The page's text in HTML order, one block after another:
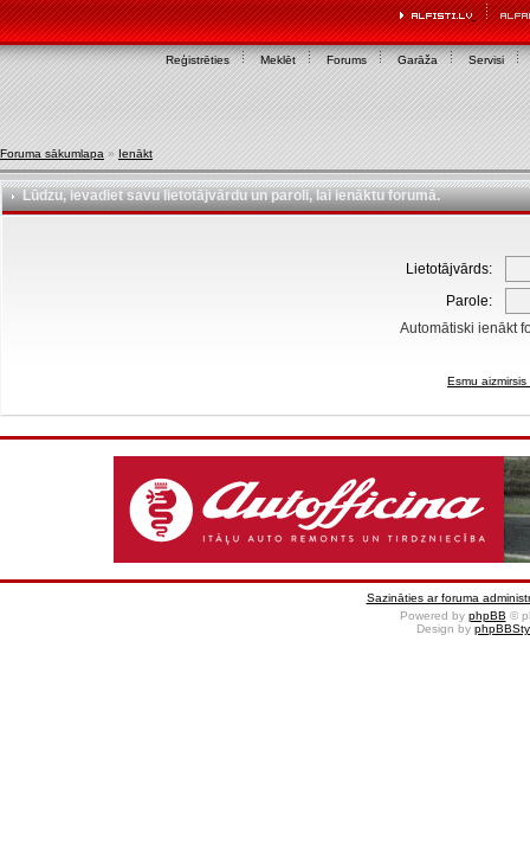
Reģistrēties Meklēt Forums Garāža Servisi
Foruma sākumlapa » Ienākt
Lūdzu, ievadiet savu lietotājvārdu un paroli, lai ienāktu forumā.
Lietotājvārds:
Parole:
Automātiski ienākt
Esmu
Sazināties ar foruma
Powered by phpBB ©
Design by